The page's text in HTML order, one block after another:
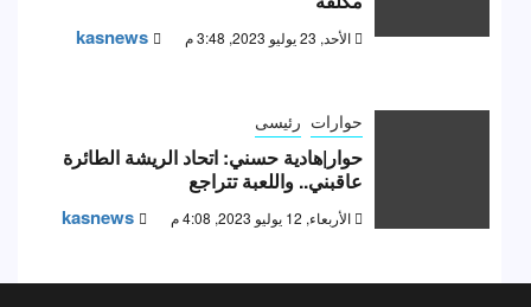
الأحد, 23 يوليو 2023, 3:48 م kasnews
حوارات رئيسى
حوار|هادية حسني: اتحاد الريشة الطائرة
عاقبني.. واللعبة تتراجع
الأربعاء, 12 يوليو 2023, 4:08 م kasnews